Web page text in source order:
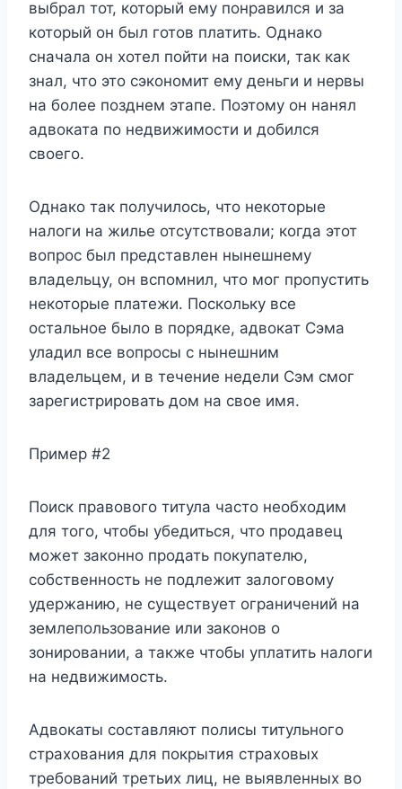
выбрал тот, который ему понравился и за
который он был готов платить. Однако
сначала он хотел пойти на поиски, так как
знал, что это сэкономит ему деньги и нервы
на более позднем этапе. Поэтому он нанял
адвоката по недвижимости и добился
своего.
Однако так получилось, что некоторые
налоги на жилье отсутствовали; когда этот
вопрос был представлен нынешнему
владельцу, он вспомнил, что мог пропустить
некоторые платежи. Поскольку все
остальное было в порядке, адвокат Сэма
уладил все вопросы с нынешним
владельцем, и в течение недели Сэм смог
зарегистрировать дом на свое имя.
Пример #2
Поиск правового титула часто необходим
для того, чтобы убедиться, что продавец
может законно продать покупателю,
собственность не подлежит залоговому
удержанию, не существует ограничений на
землепользование или законов о
зонировании, а также чтобы уплатить налоги
на недвижимость.
Адвокаты составляют полисы титульного
страхования для покрытия страховых
требований третьих лиц, не выявленных во